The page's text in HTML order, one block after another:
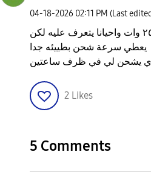
‎04-18-2026 02:11 PM (Last edited
الجوال صار ما يتعرف على الشاحن الأصلي ٢٥ وات واحيانا يتعرف عليه لكن
يشحن لي في ظرف ساعتين
2 Likes
5 Comments